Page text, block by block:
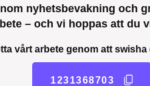
nyhetsbevakning och
– och vi hoppas att du
vårt arbete genom att swisha
1231368703